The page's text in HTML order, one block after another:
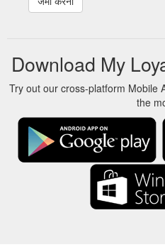
Download My
Try out our cross-platform Mobile
the